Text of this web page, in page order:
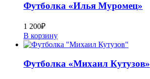
Футболка «Илья Муромец»
1 200₽
В корзину
Футболка «Михаил Кутузов»